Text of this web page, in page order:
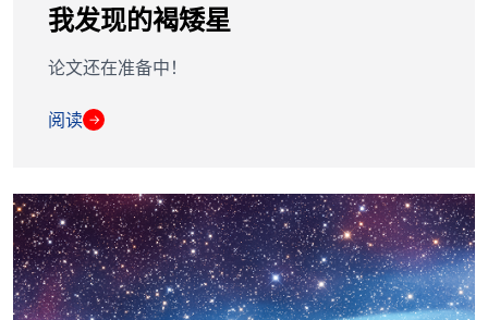
我发现的褐矮星
论文还在准备中！
阅读 →